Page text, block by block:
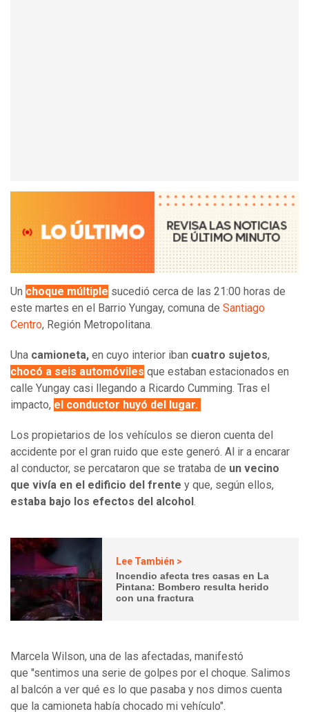
Un choque múltiple sucedió cerca de las 21:00 horas de
este martes en el Barrio Yungay, comuna de Santiago
Centro, Región Metropolitana.
Una camioneta, en cuyo interior iban cuatro sujetos,
chocó a seis automóviles que estaban estacionados en
calle Yungay casi llegando a Ricardo Cumming. Tras el
impacto, el conductor huyó del lugar.
Los propietarios de los vehículos se dieron cuenta del
accidente por el gran ruido que este generó. Al ir a encarar
al conductor, se percataron que se trataba de un vecino
que vivía en el edificio del frente y que, según ellos,
estaba bajo los efectos del alcohol .
Lee También >
Incendio afecta tres casas en La
Pintana: Bombero resulta herido
con una fractura
Marcela Wilson, una de las afectadas, manifestó
que "sentimos una serie de golpes por el choque. Salimos
al balcón a ver qué es lo que pasaba y nos dimos cuenta
que la camioneta había chocado mi vehículo".